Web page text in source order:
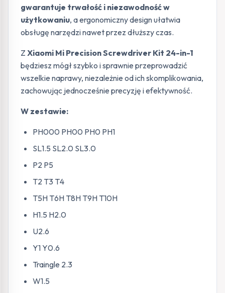
gwarantuje trwałość i niezawodność w
użytkowaniu, a ergonomiczny design ułatwia
obsługę narzędzi nawet przez dłuższy czas.
Z Xiaomi Mi Precision Screwdriver Kit 24-in-1
będziesz mógł szybko i sprawnie przeprowadzić
wszelkie naprawy, niezależnie od ich skomplikowania,
zachowując jednocześnie precyzję i efektywność.
W zestawie:
PH000 PH00 PH0 PH1
SL1.5 SL2.0 SL3.0
P2 P5
T2 T3 T4
T5H T6H T8H T9H T10H
H1.5 H2.0
U2.6
Y1 Y0.6
Traingle 2.3
W1.5